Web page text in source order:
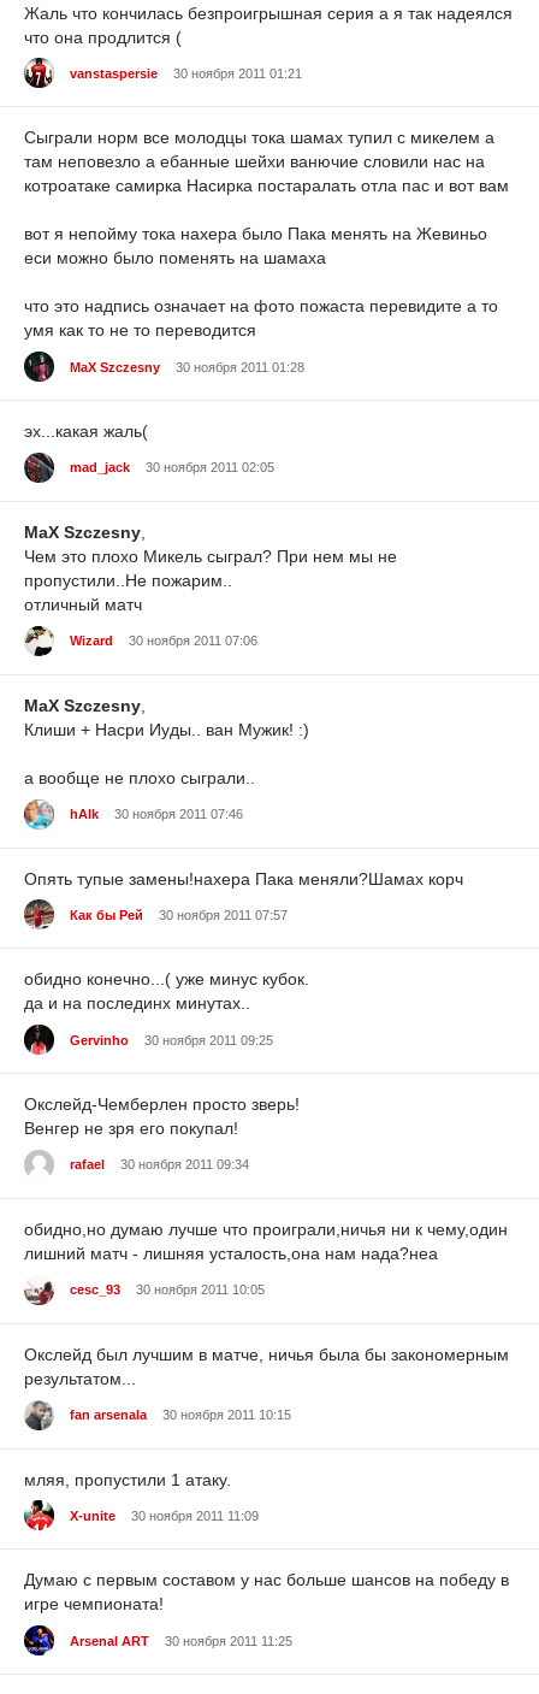
Жаль что кончилась безпроигрышная серия а я так надеялся
что она продлится (
vanstaspersie 30 ноября 2011 01:21
Сыграли норм все молодцы тока шамах тупил с микелем а
там неповезло а ебанные шейхи ванючие словили нас на
котроатаке самирка Насирка постаралать отла пас и вот вам
вот я непойму тока нахера было Пака менять на Жевиньо
еси можно было поменять на шамаха
что это надпись означает на фото пожаста перевидите а то
умя как то не то переводится
MaX Szczesny 30 ноября 2011 01:28
эх...какая жаль(
mad_jack 30 ноября 2011 02:05
MaX Szczesny
Чем это плохо Микель сыграл? При нем мы не
пропустили..Не пожарим..
отличный матч
Wizard 30 ноября 2011 07:06
MaX Szczesny
Клиши + Насри Иуды.. ван Мужик! :)
а вообще не плохо сыграли..
hAlk 30 ноября 2011 07:46
Опять тупые замены!нахера Пака меняли?Шамах корч
Как бы Рей 30 ноября 2011 07:57
обидно конечно...( уже минус кубок.
да и на послединх минутах..
Gervinho 30 ноября 2011 09:25
Окслейд-Чемберлен просто зверь!
Венгер не зря его покупал!
rafael 30 ноября 2011 09:34
обидно,но думаю лучше что проиграли,ничья ни к чему,один
лишний матч - лишняя усталость,она нам нада?неа
cesc_93 30 ноября 2011 10:05
Окслейд был лучшим в матче, ничья была бы закономерным
результатом...
fan arsenala 30 ноября 2011 10:15
мляя, пропустили 1 атаку.
X-unite 30 ноября 2011 11:09
Думаю с первым составом у нас больше шансов на победу в
игре чемпионата!
Arsenal ART 30 ноября 2011 11:25